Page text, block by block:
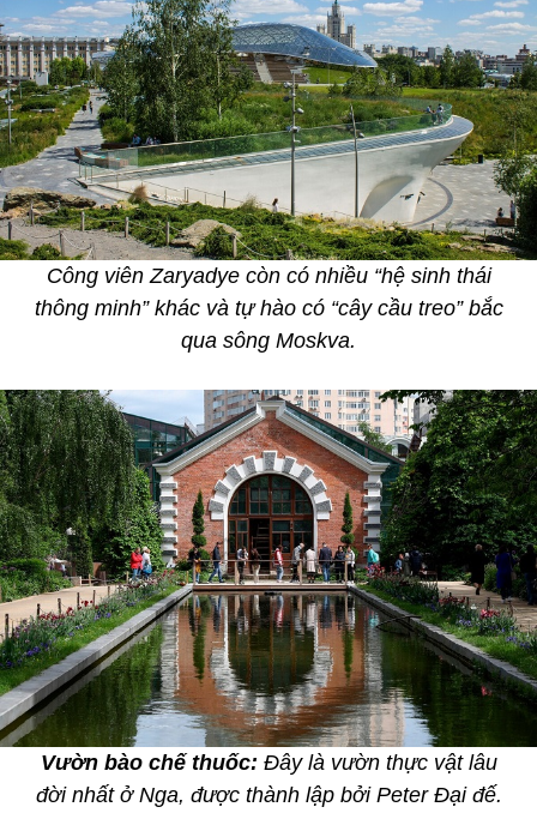
Công viên Zaryadye còn có nhiều “hệ sinh thái
thông minh” khác và tự hào có “cây cầu treo” bắc
qua sông Moskva.
Vườn bào chế thuốc: Đây là vườn thực vật lâu
đời nhất ở Nga, được thành lập bởi Peter Đại đế.